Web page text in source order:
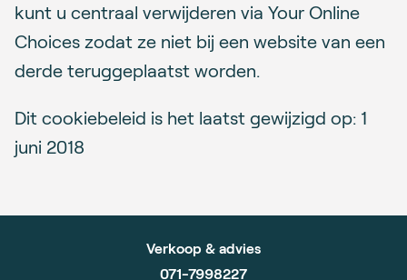
kunt u centraal verwijderen via Your Online
Choices zodat ze niet bij een website van een
derde teruggeplaatst worden.
Dit cookiebeleid is het laatst gewijzigd op: 1
juni 2018
Verkoop & advies
071-7998227